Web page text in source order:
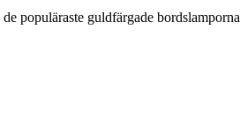
de populäraste guldfärgade bordslamporna